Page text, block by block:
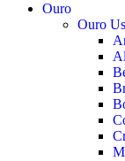
Ouro
Ouro